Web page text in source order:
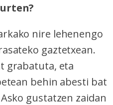
nire lehenengo
gaztetxean.
grabatuta, eta
behin abesti bat
gustatzen zaidan